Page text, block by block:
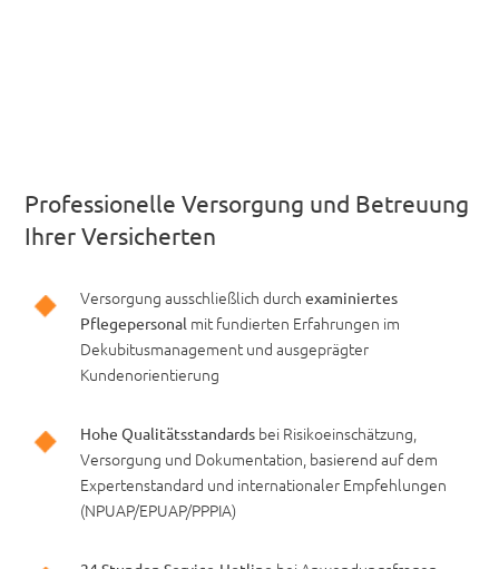
Professionelle Versorgung und Betreuung
Ihrer Versicherten
Versorgung ausschließlich durchexaminiertes
Pflegepersonal mit fundierten Erfahrungen im
Dekubitusmanagement und ausgeprägter
Kundenorientierung
Hohe Qualitätsstandards bei Risikoeinschätzung,
Versorgung und Dokumentation, basierend auf dem
Expertenstandard und internationaler Empfehlungen
(NPUAP/EPUAP/PPPIA)